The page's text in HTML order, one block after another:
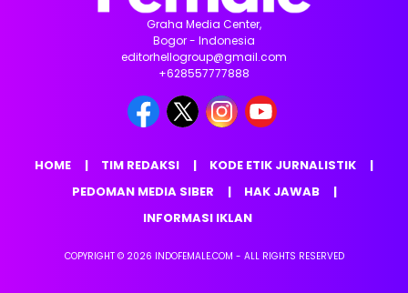
Graha Media Center,
Bogor - Indonesia
editorhellogroup@gmail.com
+628557777888
HOME TIM REDAKSI
KODE ETIK JURNALISTIK
PEDOMAN MEDIA SIBER
HAK JAWAB
INFORMASI IKLAN
COPYRIGHT © 2026 INDOFEMALE.COM - ALL RIGHTS RESERVED